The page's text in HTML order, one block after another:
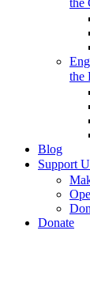
the
Blog
Support
Donate